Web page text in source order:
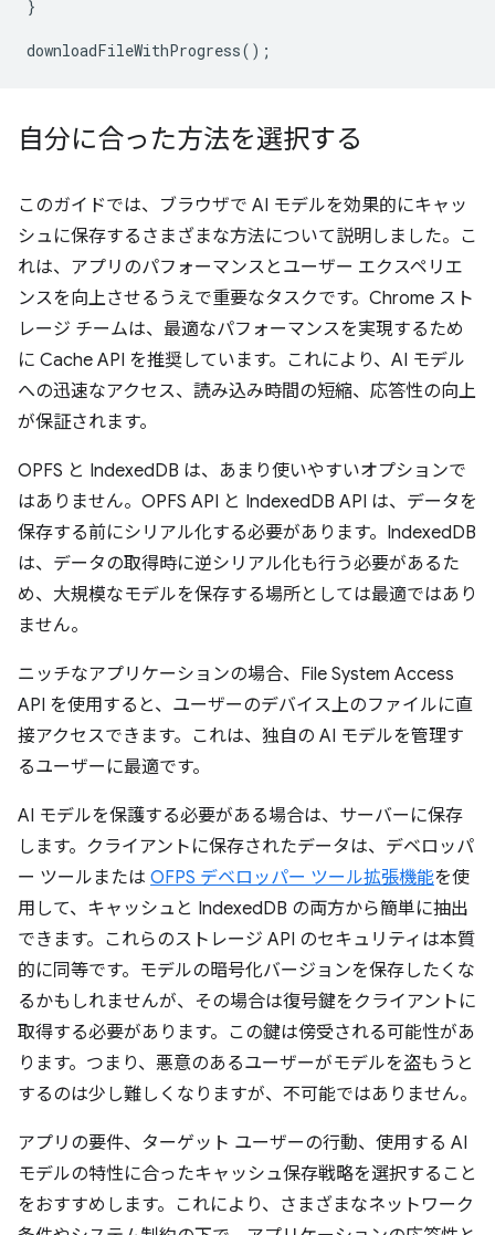
}
downloadFileWithProgress();
自分に合った方法を選択する
このガイドでは、ブラウザで AI モデルを効果的にキャッ
シュに保存するさまざまな方法について説明しました。こ
れは、アプリのパフォーマンスとユーザー エクスペリエ
ンスを向上させるうえで重要なタスクです。Chrome スト
レージ チームは、最適なパフォーマンスを実現するため
に Cache API を推奨しています。これにより、AI モデル
への迅速なアクセス、読み込み時間の短縮、応答性の向上
が保証されます。
OPFS と IndexedDB は、あまり使いやすいオプションで
はありません。OPFS API と IndexedDB API は、データを
保存する前にシリアル化する必要があります。IndexedDB
は、データの取得時に逆シリアル化も行う必要があるた
め、大規模なモデルを保存する場所としては最適ではあり
ません。
ニッチなアプリケーションの場合、File System Access
API を使用すると、ユーザーのデバイス上のファイルに直
接アクセスできます。これは、独自の AI モデルを管理す
るユーザーに最適です。
AI モデルを保護する必要がある場合は、サーバーに保存
します。クライアントに保存されたデータは、デベロッパ
ー ツールまたは OFPS デベロッパー ツール拡張機能を使
用して、キャッシュと IndexedDB の両方から簡単に抽出
できます。これらのストレージ API のセキュリティは本質
的に同等です。モデルの暗号化バージョンを保存したくな
るかもしれませんが、その場合は復号鍵をクライアントに
取得する必要があります。この鍵は傍受される可能性があ
ります。つまり、悪意のあるユーザーがモデルを盗もうと
するのは少し難しくなりますが、不可能ではありません。
アプリの要件、ターゲット ユーザーの行動、使用する AI
モデルの特性に合ったキャッシュ保存戦略を選択すること
をおすすめします。これにより、さまざまなネットワーク